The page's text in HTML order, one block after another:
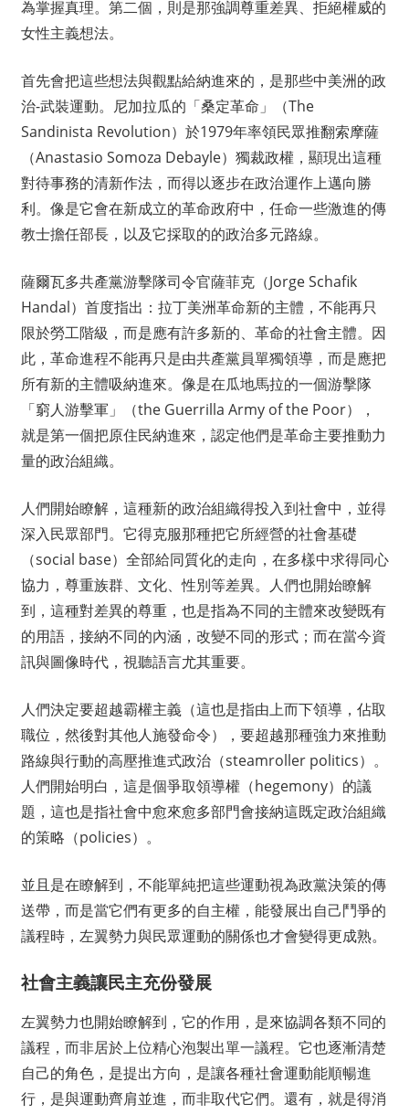
為掌握真理。第二個，則是那強調尊重差異、拒絕權威的
女性主義想法。
首先會把這些想法與觀點給納進來的，是那些中美洲的政
治-武裝運動。尼加拉瓜的「桑定革命」（The
Sandinista Revolution）於1979年率領民眾推翻索摩薩
（Anastasio Somoza Debayle）獨裁政權，顯現出這種
對待事務的清新作法，而得以逐步在政治運作上邁向勝
利。像是它會在新成立的革命政府中，任命一些激進的傳
教士擔任部長，以及它採取的的政治多元路線。
薩爾瓦多共產黨游擊隊司令官薩菲克（Jorge Schafik
Handal）首度指出：拉丁美洲革命新的主體，不能再只
限於勞工階級，而是應有許多新的、革命的社會主體。因
此，革命進程不能再只是由共產黨員單獨領導，而是應把
所有新的主體吸納進來。像是在瓜地馬拉的一個游擊隊
「窮人游擊軍」（the Guerrilla Army of the Poor），
就是第一個把原住民納進來，認定他們是革命主要推動力
量的政治組織。
人們開始瞭解，這種新的政治組織得投入到社會中，並得
深入民眾部門。它得克服那種把它所經營的社會基礎
（social base）全部給同質化的走向，在多樣中求得同心
協力，尊重族群、文化、性別等差異。人們也開始瞭解
到，這種對差異的尊重，也是指為不同的主體來改變既有
的用語，接納不同的內涵，改變不同的形式；而在當今資
訊與圖像時代，視聽語言尤其重要。
人們決定要超越霸權主義（這也是指由上而下領導，佔取
職位，然後對其他人施發命令），要超越那種強力來推動
路線與行動的高壓推進式政治（steamroller politics）。
人們開始明白，這是個爭取領導權（hegemony）的議
題，這也是指社會中愈來愈多部門會接納這既定政治組織
的策略（policies）。
並且是在瞭解到，不能單純把這些運動視為政黨決策的傳
送帶，而是當它們有更多的自主權，能發展出自己鬥爭的
議程時，左翼勢力與民眾運動的關係也才會變得更成熟。
社會主義讓民主充份發展
左翼勢力也開始瞭解到，它的作用，是來協調各類不同的
議程，而非居於上位精心泡製出單一議程。它也逐漸清楚
自己的角色，是提出方向，是讓各種社會運動能順暢進
行，是與運動齊肩並進，而非取代它們。還有，就是得消